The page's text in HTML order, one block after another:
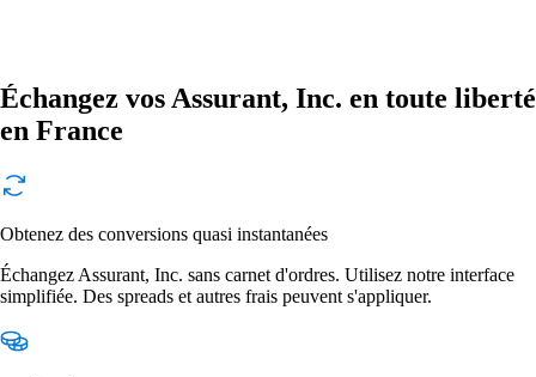
Échangez vos Assurant, Inc. en toute liberté
en France
Obtenez des conversions quasi instantanées
Échangez Assurant, Inc. sans carnet d'ordres. Utilisez notre interface
simplifiée. Des spreads et autres frais peuvent s'appliquer.